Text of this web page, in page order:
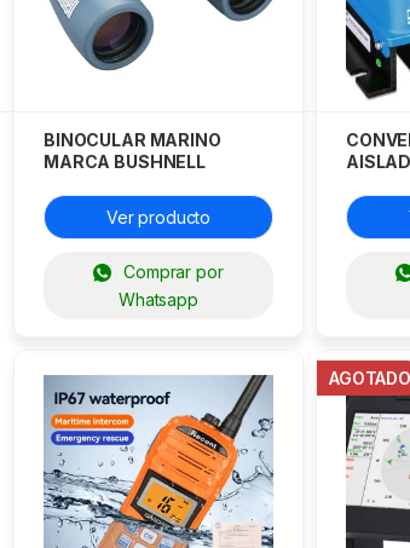
BINOCULAR MARINO
MARCA BUSHNELL
Ver producto
Comprar por
Whatsapp
12/12-
AGOTADO